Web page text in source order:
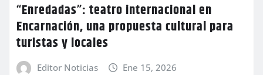
“Enredadas”: teatro internacional en
Encarnación, una propuesta cultural para
turistas y locales
Editor Noticias Ene 15, 2026